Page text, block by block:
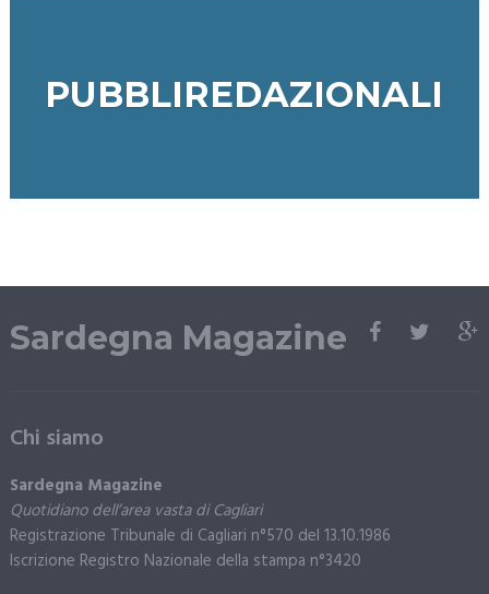
PUBBLIREDAZIONALI
Sardegna Magazine
Chi siamo
Sardegna Magazine
Quotidiano dell’area vasta di Cagliari
Registrazione Tribunale di Cagliari n°570 del 13.10.1986
Iscrizione Registro Nazionale della stampa n°3420